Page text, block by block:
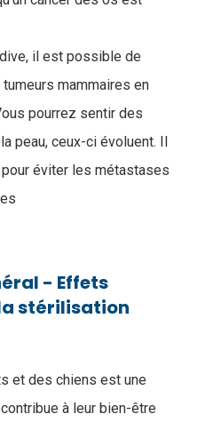
il est possible de
mammaires en
pourrez sentir des
peau, ceux-ci évoluent. Il
éviter les métastases
- Effets
stérilisation
et des chiens est une
à leur bien-être